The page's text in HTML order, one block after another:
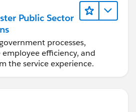
Public Sector
processes,
employee efficiency, and
the service experience.